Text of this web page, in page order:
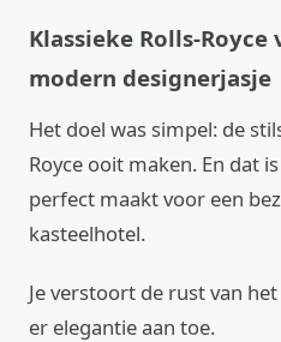
Klassieke Rolls-
modern designerjasje
Het doel was simpel: de
Royce ooit maken. En dat
perfect maakt voor een
kasteelhotel.
Je verstoort de rust van
er elegantie aan toe.